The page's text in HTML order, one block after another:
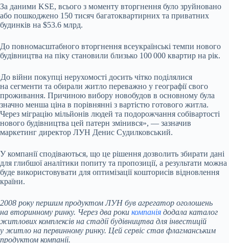
За даними KSE, всього з моменту вторгнення було зруйновано
або пошкоджено 150 тисяч багатоквартирних та приватних
будинків на $53.6 млрд.
До повномасштабного вторгнення всеукраїнські темпи нового
будівництва на піку становили близько 100 000 квартир на рік.
До війни покупці нерухомості досить чітко поділялися
на сегменти та обирали житло переважно у географії свого
проживання. Причиною вибору новобудов в основному була
значно менша ціна в порівнянні з вартістю готового житла.
Через міграцію мільйонів людей та подорожчання собівартості
нового будівництва цей патерн змінився», — зазначив
маркетинг директор ЛУН Денис Судилковський.
У компанії сподіваються, що це рішення дозволить збирати дані
для глибшої аналітики попиту та пропозиції, а результати можна
буде використовувати для оптимізації кошторисів відновлення
країни.
2008 року першим продуктом ЛУН був агрегатор оголошень
на вторинному ринку. Через два роки компанія додала каталог
житлових комплексів на стадії будівництва для інвестицій
у житло на первинному ринку. Цей сервіс став флагманським
продуктом компанії.